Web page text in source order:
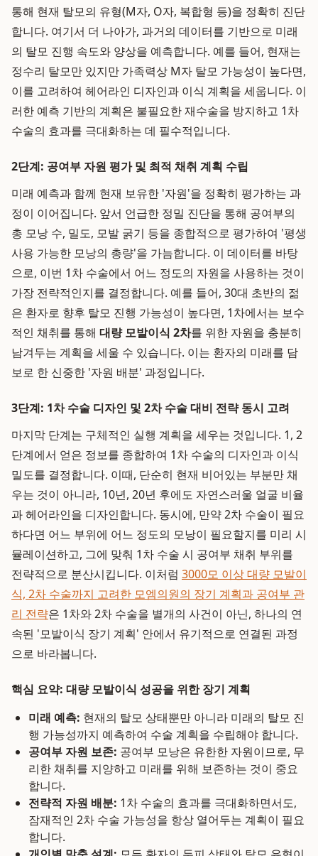
통해 현재 탈모의 유형(M자, O자, 복합형 등)을 정확히 진단
합니다. 여기서 더 나아가, 과거의 데이터를 기반으로 미래
의 탈모 진행 속도와 양상을 예측합니다. 예를 들어, 현재는
정수리 탈모만 있지만 가족력상 M자 탈모 가능성이 높다면,
이를 고려하여 헤어라인 디자인과 이식 계획을 세웁니다. 이
러한 예측 기반의 계획은 불필요한 재수술을 방지하고 1차
수술의 효과를 극대화하는 데 필수적입니다.
2단계: 공여부 자원 평가 및 최적 채취 계획 수립
미래 예측과 함께 현재 보유한 '자원'을 정확히 평가하는 과
정이 이어집니다. 앞서 언급한 정밀 진단을 통해 공여부의
총 모낭 수, 밀도, 모발 굵기 등을 종합적으로 평가하여 '평생
사용 가능한 모낭의 총량'을 가늠합니다. 이 데이터를 바탕
으로, 이번 1차 수술에서 어느 정도의 자원을 사용하는 것이
가장 전략적인지를 결정합니다. 예를 들어, 30대 초반의 젊
은 환자로 향후 탈모 진행 가능성이 높다면, 1차에서는 보수
적인 채취를 통해 대량 모발이식 2차를 위한 자원을 충분히
남겨두는 계획을 세울 수 있습니다. 이는 환자의 미래를 담
보로 한 신중한 '자원 배분' 과정입니다.
3단계: 1차 수술 디자인 및 2차 수술 대비 전략 동시 고려
마지막 단계는 구체적인 실행 계획을 세우는 것입니다. 1, 2
단계에서 얻은 정보를 종합하여 1차 수술의 디자인과 이식
밀도를 결정합니다. 이때, 단순히 현재 비어있는 부분만 채
우는 것이 아니라, 10년, 20년 후에도 자연스러울 얼굴 비율
과 헤어라인을 디자인합니다. 동시에, 만약 2차 수술이 필요
하다면 어느 부위에 어느 정도의 모낭이 필요할지를 미리 시
뮬레이션하고, 그에 맞춰 1차 수술 시 공여부 채취 부위를
전략적으로 분산시킵니다. 이처럼 3000모 이상 대량 모발이
식, 2차 수술까지 고려한 모엠의원의 장기 계획과 공여부 관
리 전략은 1차와 2차 수술을 별개의 사건이 아닌, 하나의 연
속된 '모발이식 장기 계획' 안에서 유기적으로 연결된 과정
으로 바라봅니다.
핵심 요약: 대량 모발이식 성공을 위한 장기 계획
미래 예측: 현재의 탈모 상태뿐만 아니라 미래의 탈모 진
행 가능성까지 예측하여 수술 계획을 수립해야 합니다.
공여부 자원 보존: 공여부 모낭은 유한한 자원이므로, 무
리한 채취를 지양하고 미래를 위해 보존하는 것이 중요
합니다.
전략적 자원 배분: 1차 수술의 효과를 극대화하면서도,
잠재적인 2차 수술 가능성을 항상 열어두는 계획이 필요
합니다.